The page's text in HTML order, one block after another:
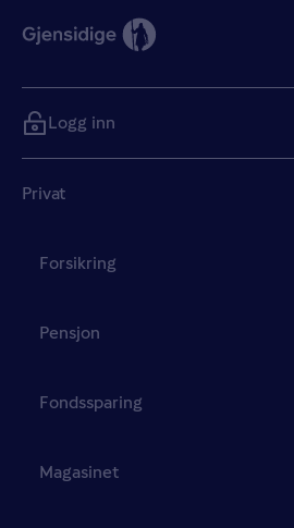
Privat
Forsikring
Pensjon
Fondssparing
Magasinet
Logg inn